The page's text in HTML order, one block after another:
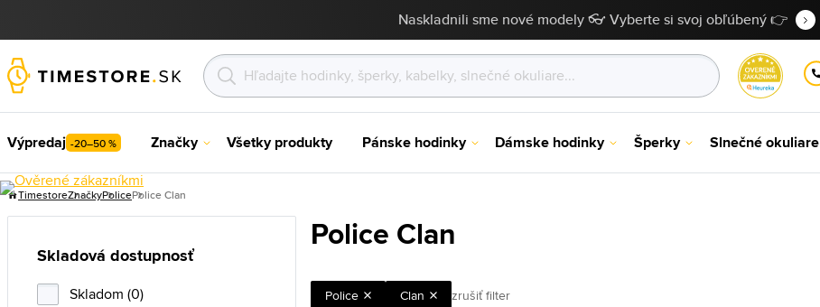
Naskladnili sme nové modely 👓 Vyberte si svoj obľúbený 👉
Výpredaj -20–50 % Značky Všetky produkty Pánske hodinky Dámske hodinky Šperky Slnečné okuliare
TimestoreZnačkyPolicePolice Clan
Police Clan
Police Clan zrušiť filter
Skladová dostupnosť
Skladom (0)